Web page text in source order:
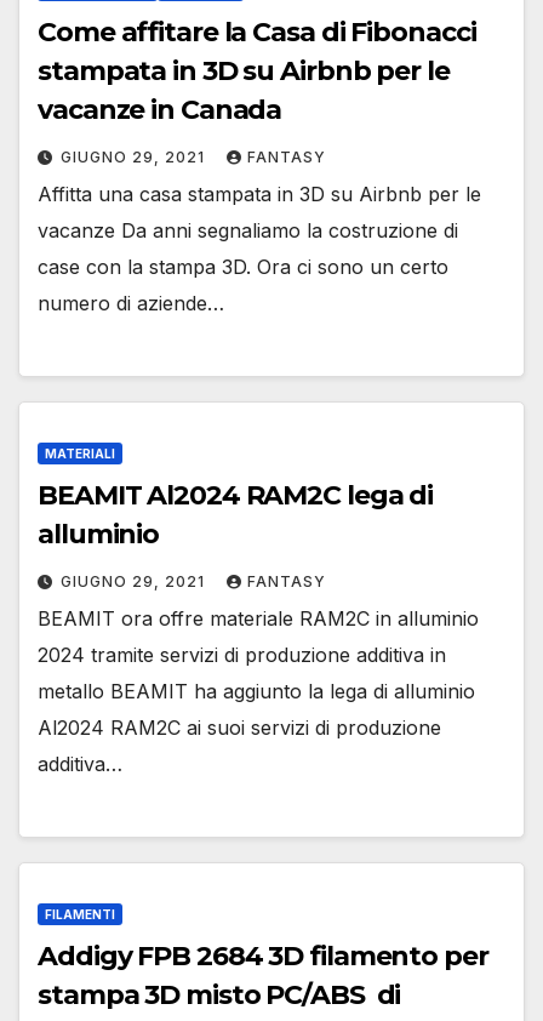
Come affitare la Casa di Fibonacci
stampata in 3D su Airbnb per le
vacanze in Canada
GIUGNO 29, 2021 FANTASY
Affitta una casa stampata in 3D su Airbnb per le
vacanze Da anni segnaliamo la costruzione di
case con la stampa 3D. Ora ci sono un certo
numero di aziende…
MATERIALI
BEAMIT Al2024 RAM2C lega di
alluminio
GIUGNO 29, 2021 FANTASY
BEAMIT ora offre materiale RAM2C in alluminio
2024 tramite servizi di produzione additiva in
metallo BEAMIT ha aggiunto la lega di alluminio
Al2024 RAM2C ai suoi servizi di produzione
additiva…
FILAMENTI
Addigy FPB 2684 3D filamento per
stampa 3D misto PC/ABS di